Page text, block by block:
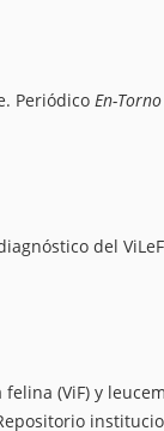
Periódico En-Torno
del
(ViF) y